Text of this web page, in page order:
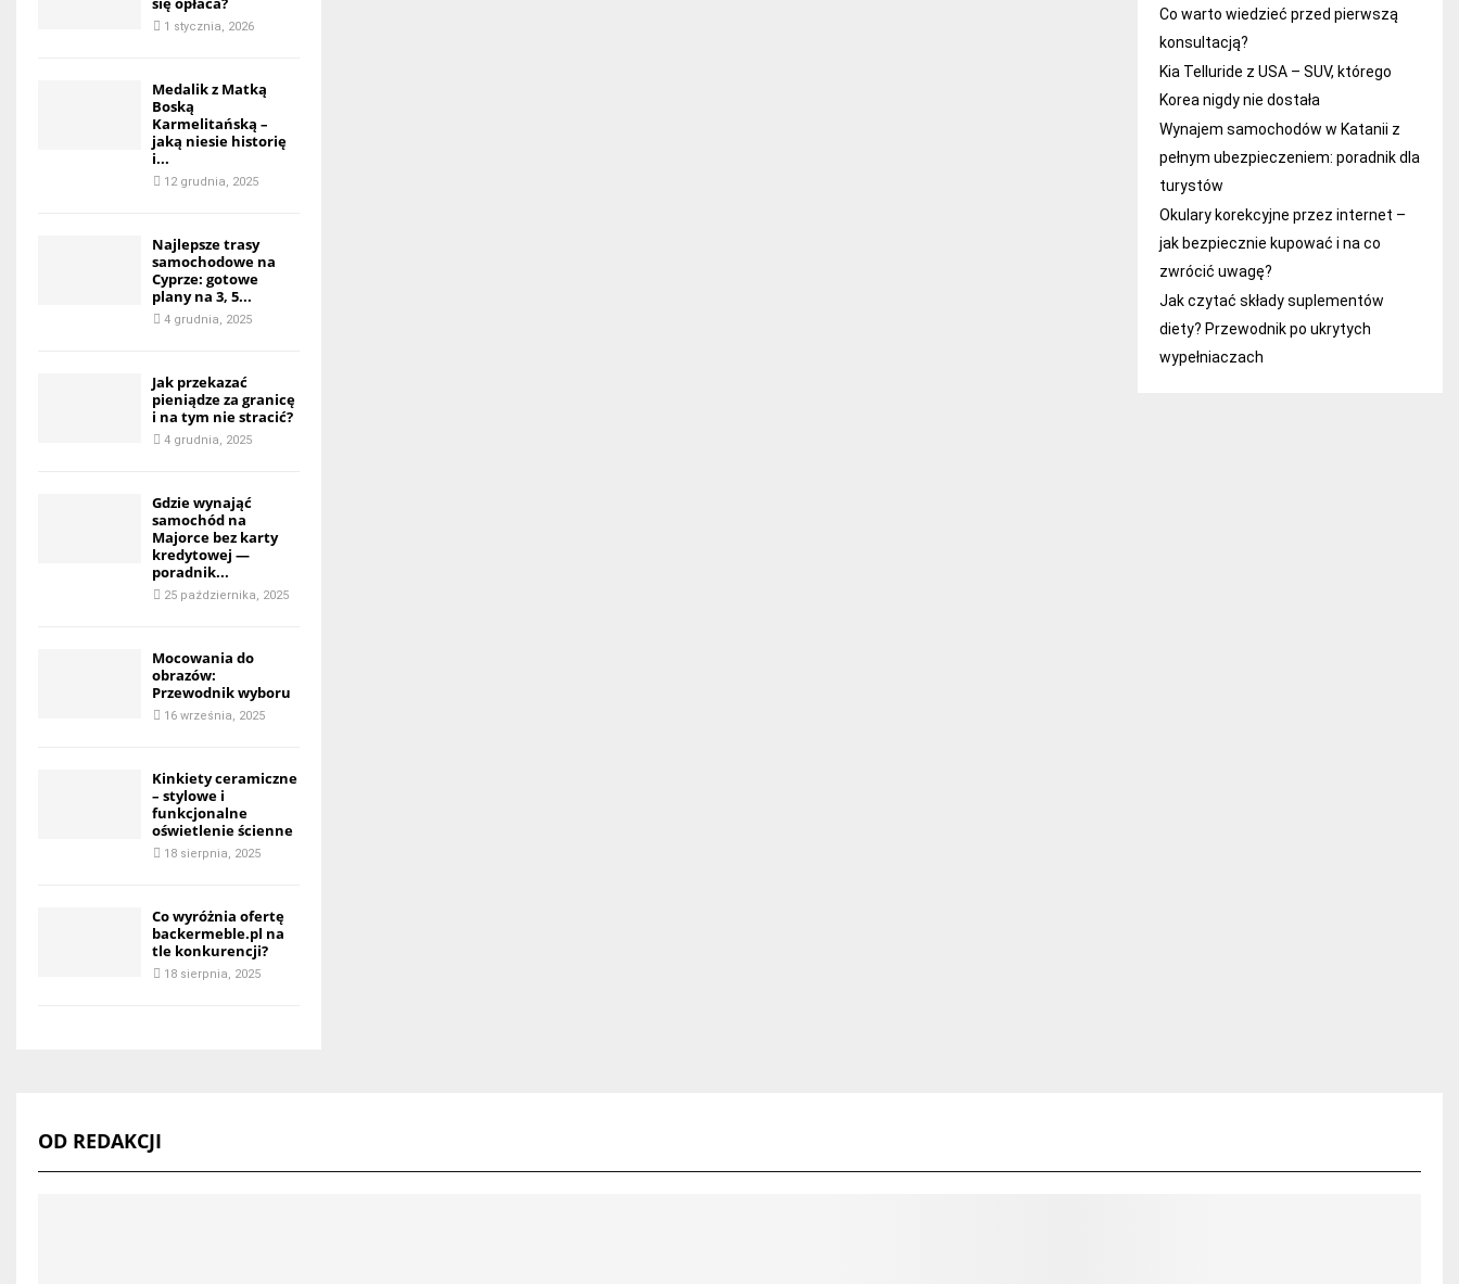
1 stycznia, 2026
Medalik z Matką
Boską
Karmelitańską –
jaką niesie historię
i...
12 grudnia, 2025
Najlepsze trasy
samochodowe na
Cyprze: gotowe
plany na 3, 5...
4 grudnia, 2025
Jak przekazać
pieniądze za granicę
i na tym nie stracić?
4 grudnia, 2025
Gdzie wynająć
samochód na
Majorce bez karty
kredytowej —
poradnik...
25 października, 2025
Mocowania do
obrazów:
Przewodnik wyboru
16 września, 2025
Kinkiety ceramiczne
– stylowe i
funkcjonalne
oświetlenie ścienne
18 sierpnia, 2025
Co wyróżnia ofertę
backermeble.pl na
tle konkurencji?
18 sierpnia, 2025
Co warto wiedzieć przed pierwszą
konsultacją?
Kia Telluride z USA – SUV, którego
Korea nigdy nie dostała
Wynajem samochodów w Katanii z
pełnym ubezpieczeniem: poradnik dla
turystów
Okulary korekcyjne przez internet –
jak bezpiecznie kupować i na co
zwrócić uwagę?
Jak czytać składy suplementów
diety? Przewodnik po ukrytych
wypełniaczach
OD REDAKCJI